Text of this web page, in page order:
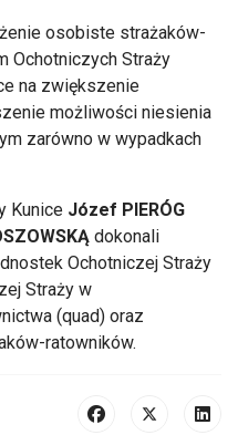
osobiste strażaków-
Ochotniczych Straży
na zwiększenie
możliwości niesienia
zarówno w wypadkach
Kunice Józef PIERÓG
dokonali
Ochotniczej Straży
Straży w
(quad) oraz
ratowników.